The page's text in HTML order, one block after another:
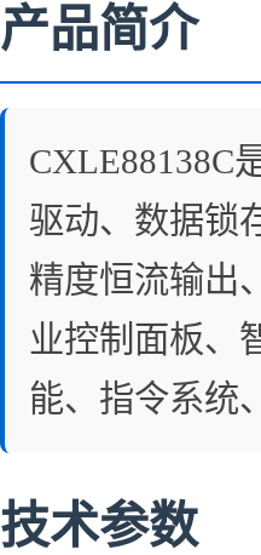
产品简介
CXLE88138C
驱动、数据锁
精度恒流输出
业控制面板、
能、指令系统
技术参数